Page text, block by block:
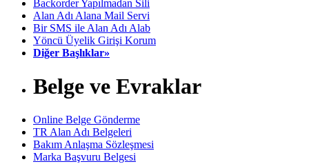
Backorder Yapılmadan Sili
Alan Adı Alana Mail Servi
Bir SMS ile Alan Adı Alab
Yöncü Üyelik Girişi Korum
Diğer Başlıklar»
Belge ve Evraklar
Online Belge Gönderme
TR Alan Adı Belgeleri
Bakım Anlaşma Sözleşmesi
Marka Başvuru Belgesi